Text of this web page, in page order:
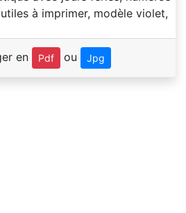
en Pdf ou Jpg